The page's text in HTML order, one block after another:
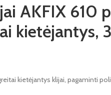
AKFIX 610
kietėjantys,
kietėjantys klijai, pagaminti